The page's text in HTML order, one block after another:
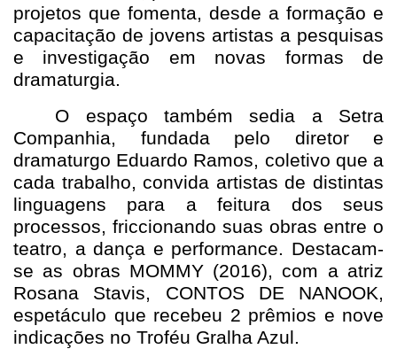
projetos que fomenta, desde a formação e
capacitação de jovens artistas a pesquisas
e investigação em novas formas de
dramaturgia.
O espaço também sedia a Setra
Companhia, fundada pelo diretor e
dramaturgo Eduardo Ramos, coletivo que a
cada trabalho, convida artistas de distintas
linguagens para a feitura dos seus
processos, friccionando suas obras entre o
teatro, a dança e performance. Destacam-
se as obras MOMMY (2016), com a atriz
Rosana Stavis, CONTOS DE NANOOK,
espetáculo que recebeu 2 prêmios e nove
indicações no Troféu Gralha Azul.